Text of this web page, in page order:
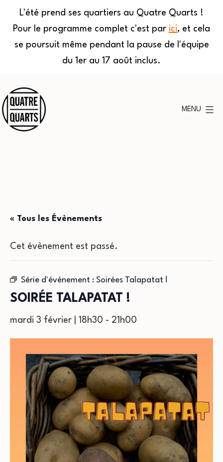
L'été prend ses quartiers au Quatre Quarts !
Pour le programme complet c'est par ici, et cela
se poursuit même pendant la pause de l'équipe
du 1er au 17 août inclus.
au
contenu
MENU
« Tous les Évènements
Cet évènement est passé.
Série d'événement : Soirées Talapatat !
SOIRÉE TALAPATAT !
mardi 3 février | 18h30 - 21h00